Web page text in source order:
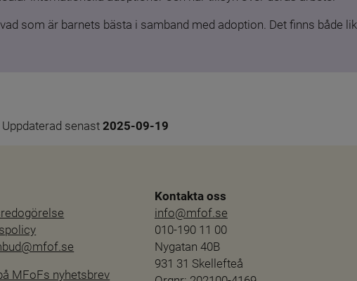
som är barnets bästa i samband med adoption. Det finns både
Uppdaterad senast 2025-09-19
MFoFs nyhetsbrev
Kontakta oss
info@mfof.se
010-190 11 00
Nygatan 40B
931 31 Skellefteå